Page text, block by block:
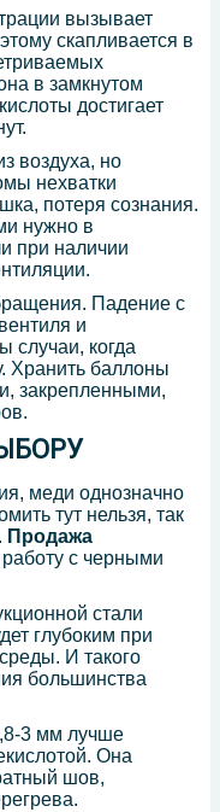
вызывает
скапливается в
в замкнутом
достигает
воздуха, но
нехватки
потеря сознания.
нужно в
при наличии
Падение с
и
случаи, когда
Хранить баллоны
закрепленными,
меди однозначно
тут нельзя, так
Продажа
с черными
стали
глубоким при
И такого
большинства
3 мм лучше
Она
шов,